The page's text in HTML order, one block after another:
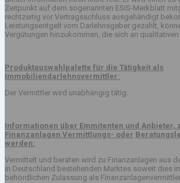
Zeitpunkt auf dem sogenannten ESIS-Merkblatt
rechtzeitig vor Vertragsschluss ausgehändigt
Leistungsentgelt vom Darlehnsgeber gezahlt,
Vergütungen hinzukommen, die sich an
Produktauswahlpalette für die Tätigkeit als
Immobiliendarlehnsvermittler:
Der Vermittler wird unabhängig tätig.
Informationen über Emmitenten und Anbieter,
Finanzanlagen Vermittlungs- oder
werden:
Vermittelt und beraten wird zu Finanzanlagen aus
in Deutschland bestehenden Marktes soweit dies
behördlichen Zulassung als